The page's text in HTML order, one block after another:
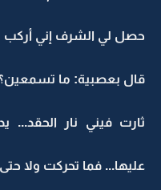
حصل لي الشرف إني أركب
قال بعصبية: ما
ثارت فيني نار الحقد...
عليها... فما تحركت ولا